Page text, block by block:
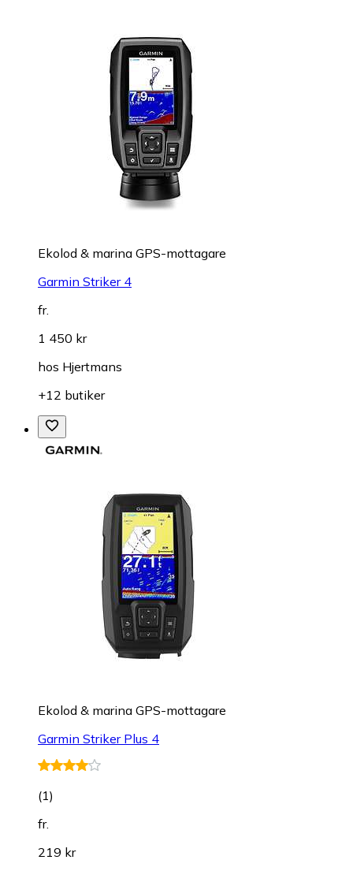
Ekolod & marina GPS-mottagare
Garmin Striker 4
fr.
1 450 kr
hos Hjertmans
+12 butiker
Ekolod & marina GPS-mottagare
Garmin Striker Plus 4
(1)
fr.
219 kr